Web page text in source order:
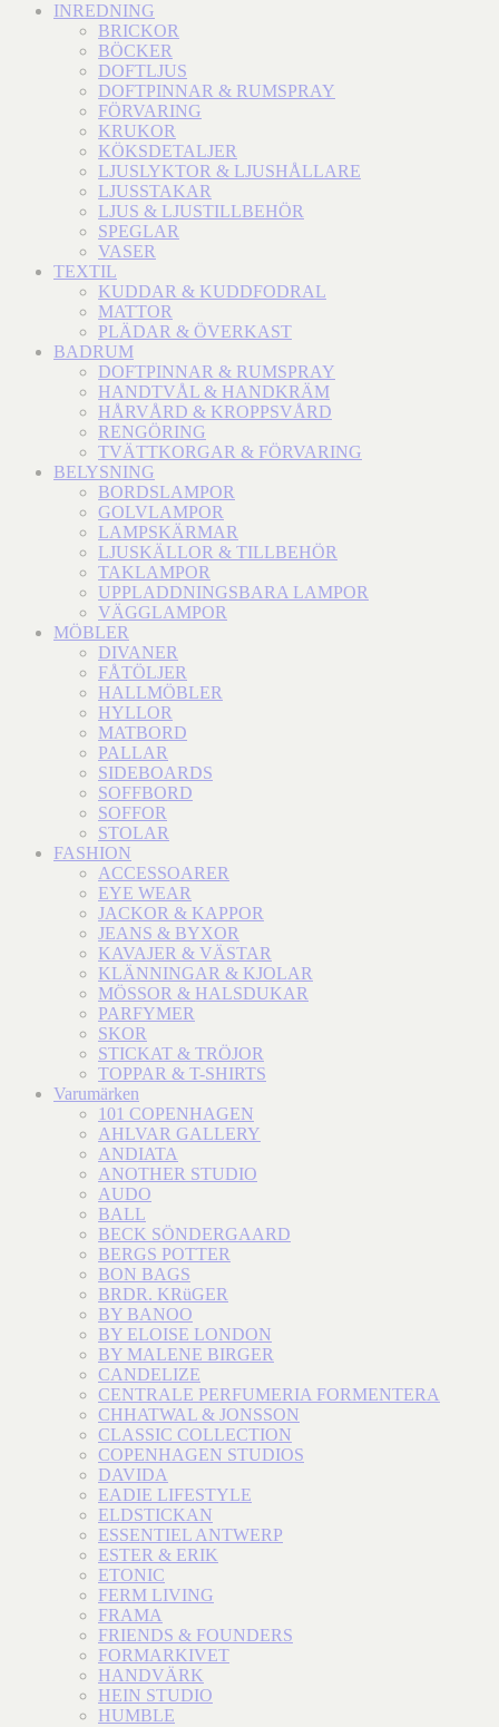
INREDNING
BRICKOR
BÖCKER
DOFTLJUS
DOFTPINNAR & RUMSPRAY
FÖRVARING
KRUKOR
KÖKSDETALJER
LJUSLYKTOR & LJUSHÅLLARE
LJUSSTAKAR
LJUS & LJUSTILLBEHÖR
SPEGLAR
VASER
TEXTIL
KUDDAR & KUDDFODRAL
MATTOR
PLÄDAR & ÖVERKAST
BADRUM
DOFTPINNAR & RUMSPRAY
HANDTVÅL & HANDKRÄM
HÅRVÅRD & KROPPSVÅRD
RENGÖRING
TVÄTTKORGAR & FÖRVARING
BELYSNING
BORDSLAMPOR
GOLVLAMPOR
LAMPSKÄRMAR
LJUSKÄLLOR & TILLBEHÖR
TAKLAMPOR
UPPLADDNINGSBARA LAMPOR
VÄGGLAMPOR
MÖBLER
DIVANER
FÅTÖLJER
HALLMÖBLER
HYLLOR
MATBORD
PALLAR
SIDEBOARDS
SOFFBORD
SOFFOR
STOLAR
FASHION
ACCESSOARER
EYE WEAR
JACKOR & KAPPOR
JEANS & BYXOR
KAVAJER & VÄSTAR
KLÄNNINGAR & KJOLAR
MÖSSOR & HALSDUKAR
PARFYMER
SKOR
STICKAT & TRÖJOR
TOPPAR & T-SHIRTS
Varumärken
101 COPENHAGEN
AHLVAR GALLERY
ANDIATA
ANOTHER STUDIO
AUDO
BALL
BECK SÖNDERGAARD
BERGS POTTER
BON BAGS
BRDR. KRüGER
BY BANOO
BY ELOISE LONDON
BY MALENE BIRGER
CANDELIZE
CENTRALE PERFUMERIA FORMENTERA
CHHATWAL & JONSSON
CLASSIC COLLECTION
COPENHAGEN STUDIOS
DAVIDA
EADIE LIFESTYLE
ELDSTICKAN
ESSENTIEL ANTWERP
ESTER & ERIK
ETONIC
FERM LIVING
FRAMA
FRIENDS & FOUNDERS
FORMARKIVET
HANDVÄRK
HEIN STUDIO
HUMBLE